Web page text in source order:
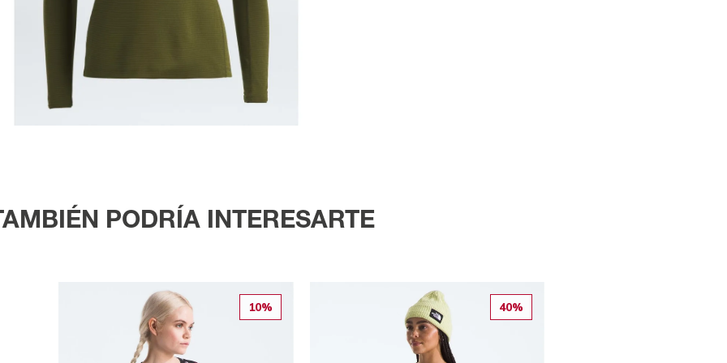
PODRÍA INTERESARTE
10% 40%